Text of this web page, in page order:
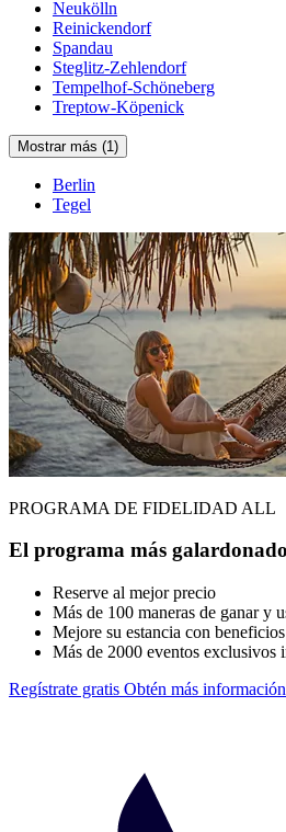
Neukölln
Reinickendorf
Spandau
Steglitz-Zehlendorf
Tempelhof-Schöneberg
Treptow-Köpenick
Mostrar más (1)
Berlin
Tegel
PROGRAMA DE FIDELIDAD ALL
El programa más
Reserve al mejor precio
Más de 100 maneras de ganar y
Mejore su estancia con
Más de 2000 eventos exclusivos
Regístrate gratis Obtén más